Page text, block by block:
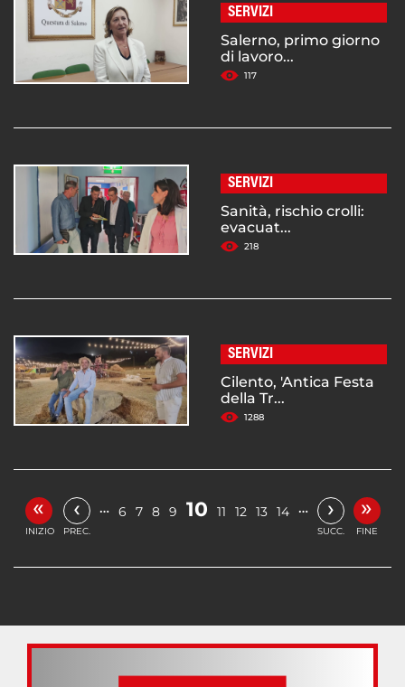
SERVIZI
Salerno, primo giorno
di lavoro...
117
SERVIZI
Sanità, rischio crolli:
evacuat...
218
SERVIZI
Cilento, 'Antica Festa
della Tr...
1288
«
INIZIO
‹
PREC.
… 6 7 8 9 10 11 12 13 14 … ›
SUCC.
»
FINE